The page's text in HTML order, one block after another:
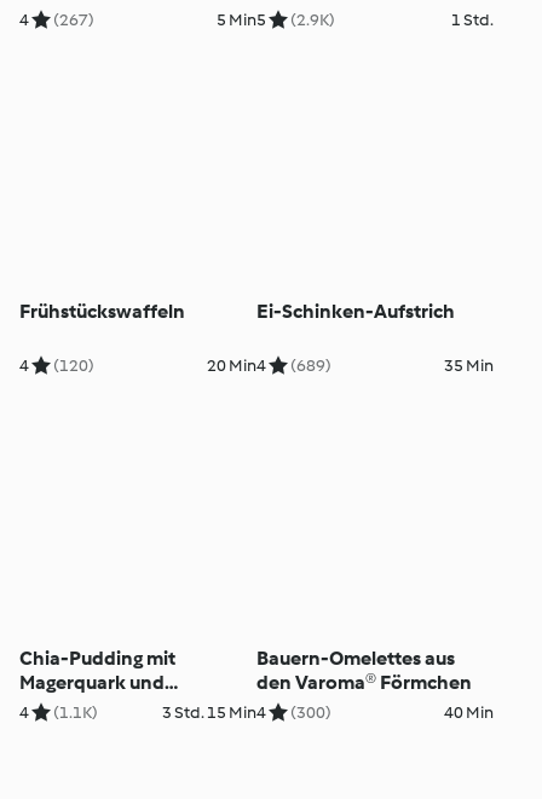
4 (267) 5 Min5 (2.9K) 1 Std.
Frühstückswaffeln
4 (120) 20 Min
Ei-Schinken-Aufstrich
4 (689) 35 Min
Chia-Pudding mit
Magerquark und
Himbeeren
4 (1.1K) 3 Std. 15 Min
Bauern-Omelettes aus
den Varoma® Förmchen
4 (300) 40 Min